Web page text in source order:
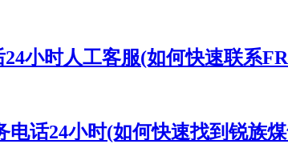
小时人工客服(如何快速联系
电话24小时(如何快速找到锐族